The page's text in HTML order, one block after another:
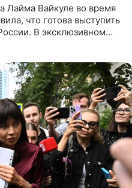
Лайма Вайкуле во время
что готова выступить
В эксклюзивном